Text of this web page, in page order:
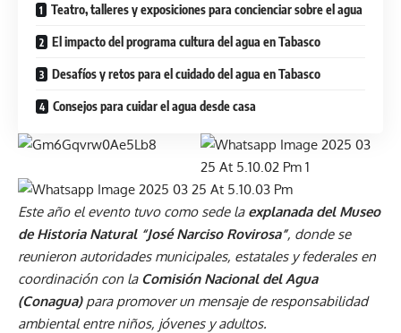
Teatro, talleres y exposiciones para concienciar sobre el agua
El impacto del programa cultura del agua en Tabasco
Desafíos y retos para el cuidado del agua en Tabasco
Consejos para cuidar el agua desde casa
Este año el evento tuvo como sede la explanada del Museo
de Historia Natural “José Narciso Rovirosa”, donde se
reunieron autoridades municipales, estatales y federales en
coordinación con la Comisión Nacional del Agua
(Conagua)para promover un mensaje de responsabilidad
ambiental entre niños, jóvenes y adultos.